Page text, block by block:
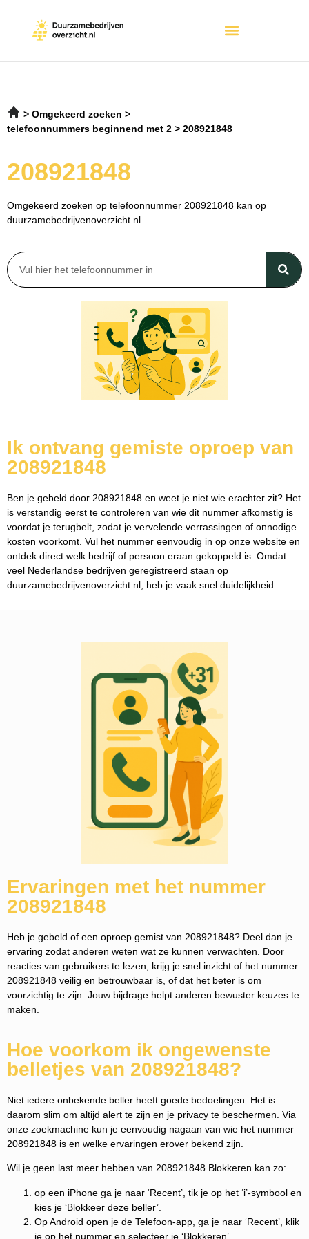
Omgekeerd zoeken
telefoonnummers beginnend met 2
208921848
208921848
Omgekeerd zoeken op telefoonnummer 208921848 kan op
duurzamebedrijvenoverzicht.nl.
Ik ontvang gemiste oproep van
208921848
Ben je gebeld door 208921848 en weet je niet wie erachter zit? Het
is verstandig eerst te controleren van wie dit nummer afkomstig is
voordat je terugbelt, zodat je vervelende verrassingen of onnodige
kosten voorkomt. Vul het nummer eenvoudig in op onze website en
ontdek direct welk bedrijf of persoon eraan gekoppeld is. Omdat
veel Nederlandse bedrijven geregistreerd staan op
duurzamebedrijvenoverzicht.nl, heb je vaak snel duidelijkheid.
Ervaringen met het nummer
208921848
Heb je gebeld of een oproep gemist van 208921848? Deel dan je
ervaring zodat anderen weten wat ze kunnen verwachten. Door
reacties van gebruikers te lezen, krijg je snel inzicht of het nummer
208921848 veilig en betrouwbaar is, of dat het beter is om
voorzichtig te zijn. Jouw bijdrage helpt anderen bewuster keuzes te
maken.
Hoe voorkom ik ongewenste
belletjes van 208921848?
Niet iedere onbekende beller heeft goede bedoelingen. Het is
daarom slim om altijd alert te zijn en je privacy te beschermen. Via
onze zoekmachine kun je eenvoudig nagaan van wie het nummer
208921848 is en welke ervaringen erover bekend zijn.
Wil je geen last meer hebben van 208921848 Blokkeren kan zo:
op een iPhone ga je naar ‘Recent’, tik je op het ‘i’-symbool en
kies je ‘Blokkeer deze beller’.
Op Android open je de Telefoon-app, ga je naar ‘Recent’, klik
je op het nummer en selecteer je ‘Blokkeren’.